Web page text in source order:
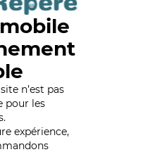
n’est pas
pour les
expérience,